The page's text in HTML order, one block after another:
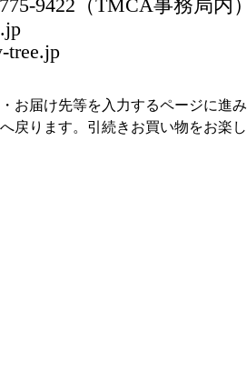
9422（TMCA事務局内
tree.jp
お届け先等を入力するページに進
戻ります。引続きお買い物をお楽